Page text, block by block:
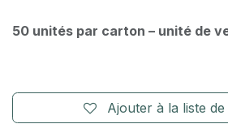
50 unités par carton – unité de
Ajouter à la liste